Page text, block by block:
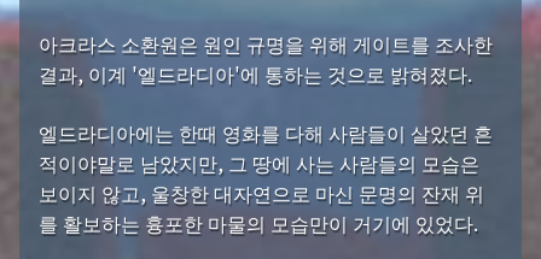
아크라스 소환원은 원인 규명을 위해 게이트를 조사한
결과, 이계 '엘드라디아'에 통하는 것으로 밝혀졌다.
엘드라디아에는 한때 영화를 다해 사람들이 살았던 흔
적이야말로 남았지만, 그 땅에 사는 사람들의 모습은
보이지 않고, 울창한 대자연으로 마신 문명의 잔재 위
를 활보하는 흉포한 마물의 모습만이 거기에 있었다.